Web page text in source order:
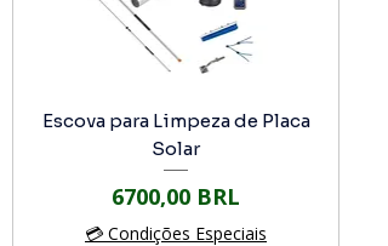
Escova para Limpeza de Placa
Solar
Precio
6700,00 BRL
💳 Condições Especiais